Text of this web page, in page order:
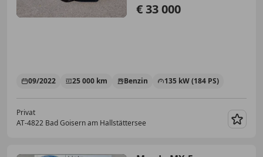
€ 33 000
09/2022 25 000 km Benzin 135 kW (184 PS)
Privat
AT-4822 Bad Goisern am Hallstättersee